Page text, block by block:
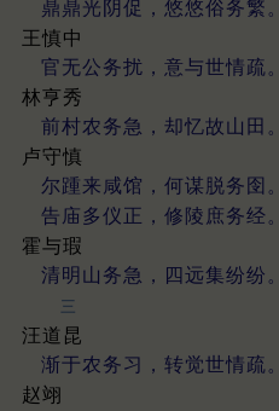
鼎鼎光阴促，悠悠俗务繁。
王慎中
官无公务扰，意与世情疏。
林亨秀
前村农务急，却忆故山田。
卢守慎
尔踵来咸馆，何谋脱务囹。
告庙多仪正，修陵庶务经。
霍与瑕
清明山务急，四远集纷纷。
三
汪道昆
渐于农务习，转觉世情疏。
赵翊